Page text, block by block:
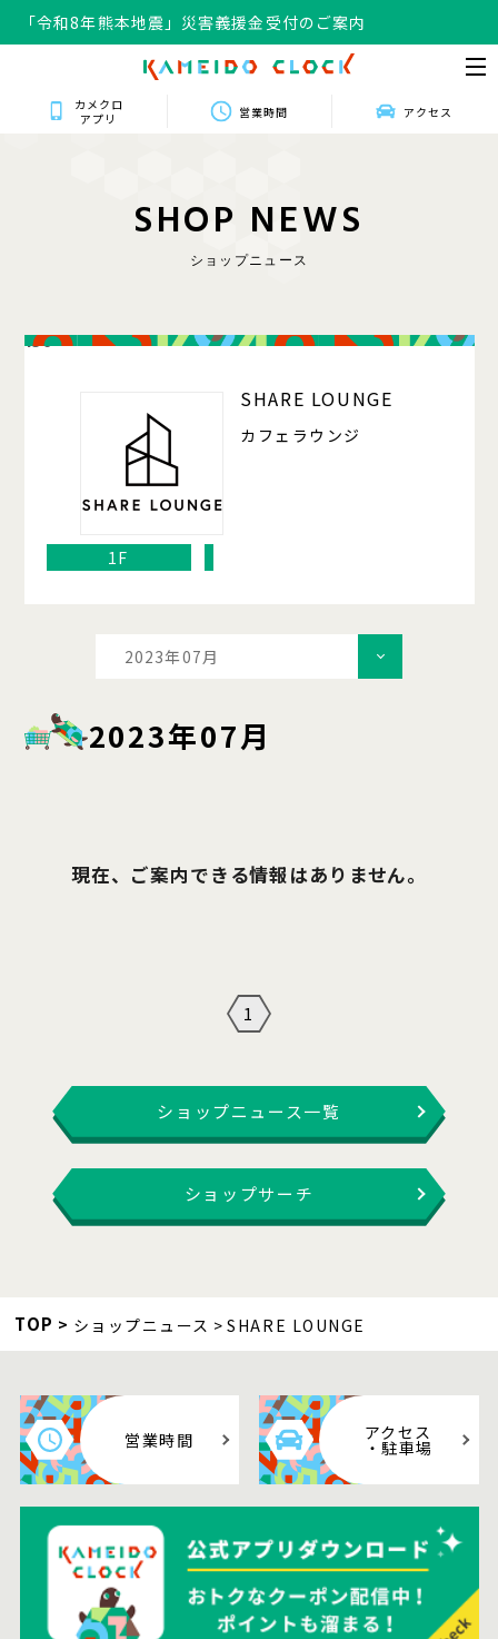
「令和8年熊本地震」災害義援金受付のご案内
カメクロ
アプリ
営業時間 アクセス
SHOP NEWS
ショップニュース
150
SHARE LOUNGE
カフェラウンジ
1F
2023年07月
2023年07月
現在、ご案内できる情報はありません。
1
ショップニュース一覧
ショップサーチ
TOP ショップニュース SHARE LOUNGE
営業時間 アクセス
・駐車場